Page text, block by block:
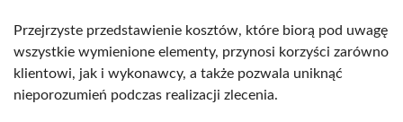
Przejrzyste przedstawienie kosztów, które biorą pod uwagę
wszystkie wymienione elementy, przynosi korzyści zarówno
klientowi, jak i wykonawcy, a także pozwala uniknąć
nieporozumień podczas realizacji zlecenia.